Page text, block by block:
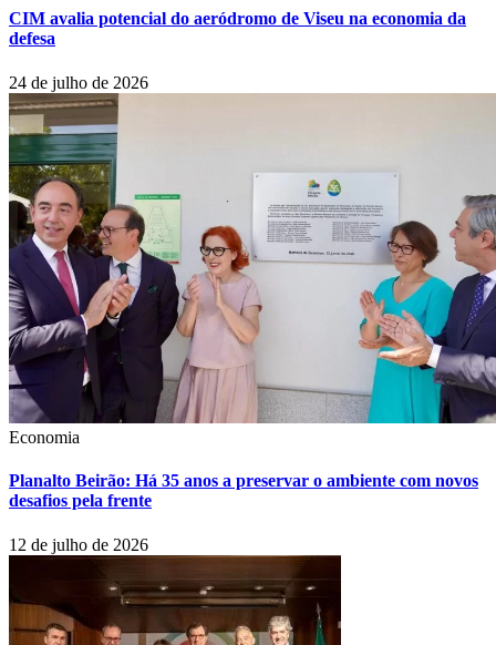
CIM avalia potencial do aeródromo de Viseu na economia da
defesa
24 de julho de 2026
Economia
Planalto Beirão: Há 35 anos a preservar o ambiente com novos
desafios pela frente
12 de julho de 2026